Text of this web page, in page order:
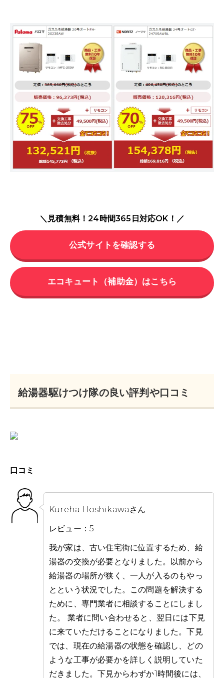
＼見積無料！24時間365日対応OK！／
公式サイトを確認する
エコキュート（補助金）はこちら
給湯器駆けつけ隊の良い評判や口コミ
口コミ
Kureha Hoshikawaさん
レビュー：5
我が家は、古い住宅街に位置するため、給
湯器の交換が必要となりました。以前から
給湯器の場所が狭く、一人が入るのもやっ
とという状況でした。この問題を解決する
ために、専門業者に相談することにしまし
た。 業者に問い合わせると、翌日には下見
に来ていただけることになりました。下見
では、現在の給湯器の状態を確認し、どの
ような工事が必要かを詳しく説明していた
だきました。下見からわずか1時間後には、